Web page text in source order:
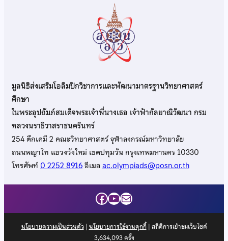
มูลนิธิส่งเสริมโอลิมปิกวิชาการและพัฒนามาตรฐานวิทยาศาสตร์
ศึกษา
ในพระอุปถัมภ์สมเด็จพระเจ้าพี่นางเธอ เจ้าฟ้ากัลยาณิวัฒนา กรม
หลวงนราธิวาสราชนครินทร์
254 ตึกเคมี 2 คณะวิทยาศาสตร์ จุฬาลงกรณ์มหาวิทยาลัย
ถนนพญาไท แขวงวังใหม่ เขตปทุมวัน กรุงเทพมหานคร 10330
โทรศัพท์0 2252 8916อีเมลac.olympiads@posn.or.th
Facebook
YouTube
Mail
นโยบายความเป็นส่วนตัว| นโยบายการใช้งานคุกกี้| สถิติการเข้าชมเว็บไซต์
3,634,093ครั้ง